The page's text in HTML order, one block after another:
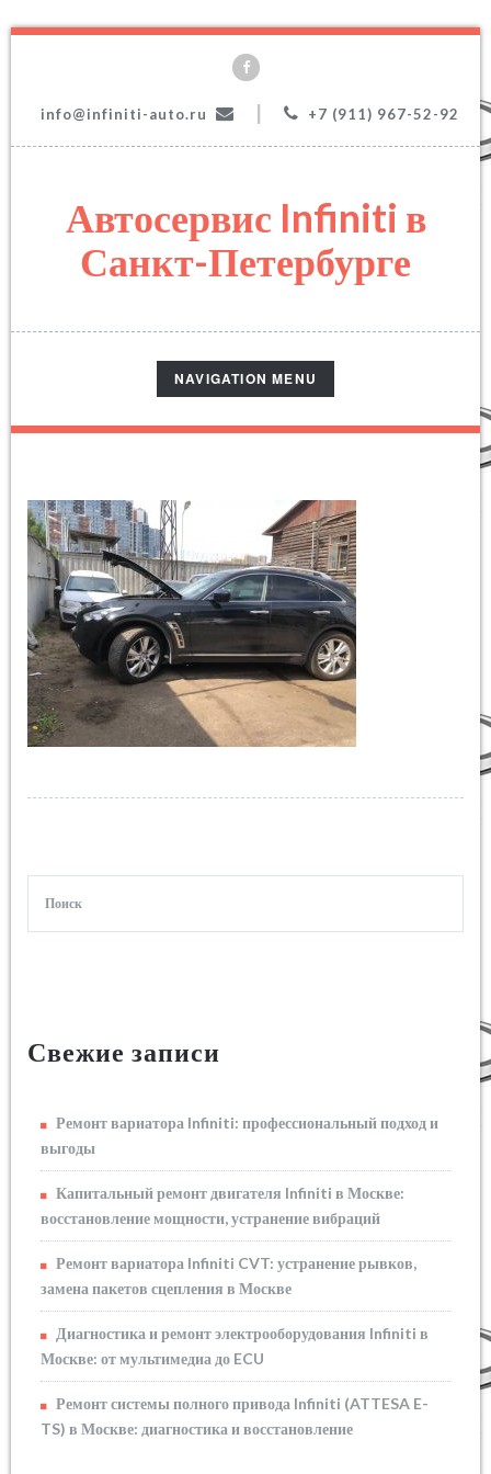
info@infiniti-auto.ru +7 (911) 967-52-92
Автосервис Infiniti в
Санкт-Петербурге
TOGGLE
NAVIGATION
NAVIGATION MENU
Свежие записи
Ремонт вариатора Infiniti: профессиональный подход и
выгоды
Капитальный ремонт двигателя Infiniti в Москве:
восстановление мощности, устранение вибраций
Ремонт вариатора Infiniti CVT: устранение рывков,
замена пакетов сцепления в Москве
Диагностика и ремонт электрооборудования Infiniti в
Москве: от мультимедиа до ECU
Ремонт системы полного привода Infiniti (ATTESA E-
TS) в Москве: диагностика и восстановление